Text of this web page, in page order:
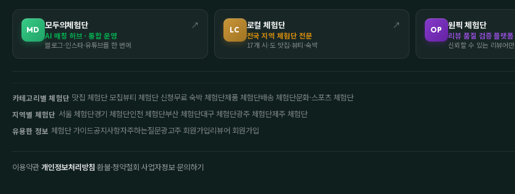
MD 모두의체험단 ↗
AI 매칭 허브 · 통합 운영
블로그·인스타·유튜브를 한 번에
LC 로컬 체험단 ↗
전국 지역 체험단 전문
17개 시·도 맛집·뷰티·숙박
OP 원픽 체험단
리뷰 품질 검증 플랫폼
신뢰할 수 있는 리뷰어만
카테고리별 체험단 맛집 체험단 모집뷰티 체험단 신청무료 숙박 체험단제품 체험단배송 체험단문화·스포츠 체험단
지역별 체험단 서울 체험단경기 체험단인천 체험단부산 체험단대구 체험단광주 체험단제주 체험단
유용한 정보 체험단 가이드공지사항자주하는질문광고주 회원가입리뷰어 회원가입
이용약관·개인정보처리방침·환불·청약철회·사업자정보·문의하기